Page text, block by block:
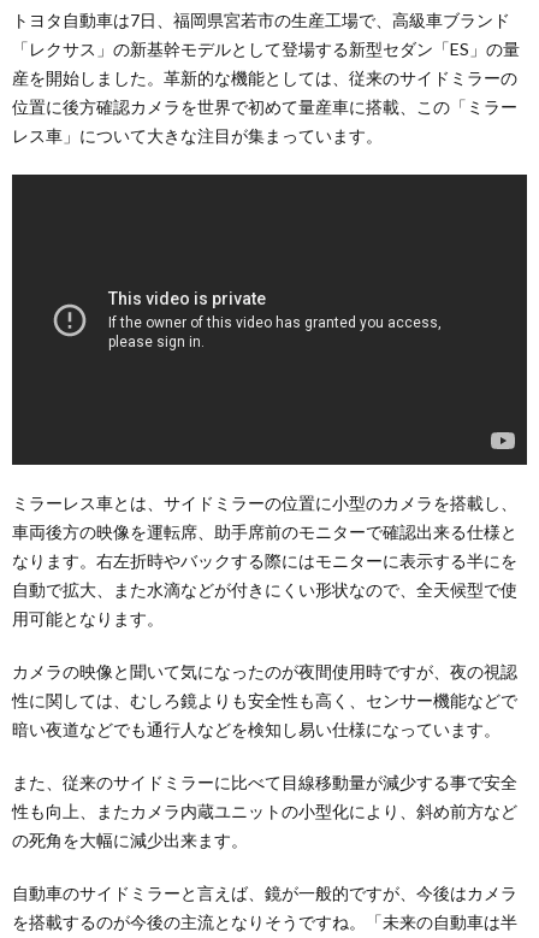
トヨタ自動車は7日、福岡県宮若市の生産工場で、高級車ブランド
「レクサス」の新基幹モデルとして登場する新型セダン「ES」の量
産を開始しました。革新的な機能としては、従来のサイドミラーの
位置に後方確認カメラを世界で初めて量産車に搭載、この「ミラー
レス車」について大きな注目が集まっています。
ミラーレス車とは、サイドミラーの位置に小型のカメラを搭載し、
車両後方の映像を運転席、助手席前のモニターで確認出来る仕様と
なります。右左折時やバックする際にはモニターに表示する半にを
自動で拡大、また水滴などが付きにくい形状なので、全天候型で使
用可能となります。
カメラの映像と聞いて気になったのが夜間使用時ですが、夜の視認
性に関しては、むしろ鏡よりも安全性も高く、センサー機能などで
暗い夜道などでも通行人などを検知し易い仕様になっています。
また、従来のサイドミラーに比べて目線移動量が減少する事で安全
性も向上、またカメラ内蔵ユニットの小型化により、斜め前方など
の死角を大幅に減少出来ます。
自動車のサイドミラーと言えば、鏡が一般的ですが、今後はカメラ
を搭載するのが今後の主流となりそうですね。「未来の自動車は半